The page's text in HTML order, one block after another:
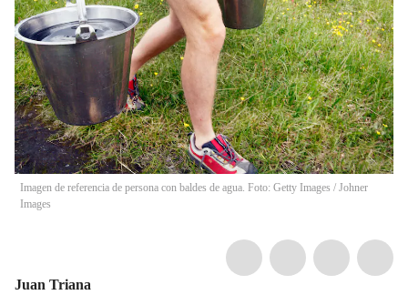
Imagen de referencia de persona con baldes de agua. Foto: Getty Images / Johner
Images
Juan Triana